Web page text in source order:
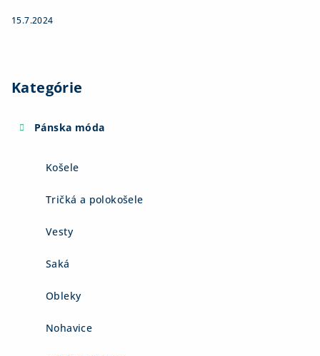
15.7.2024
Kategórie
Pánska móda
Košele
Tričká a polokošele
Vesty
Saká
Obleky
Nohavice